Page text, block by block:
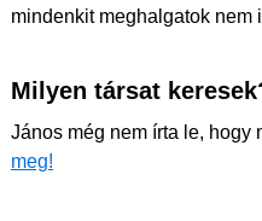
mindenkit meghalgatok nem
Milyen társat
János még nem írta le, hogy
meg!